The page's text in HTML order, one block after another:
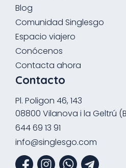
Blog
Comunidad Singlesgo
Espacio viajero
Conócenos
Contacta ahora
Contacto
Pl. Poligon 46, 143
08800 Vilanova i la Geltrú
644 69 13 91
info@singlesgo.com